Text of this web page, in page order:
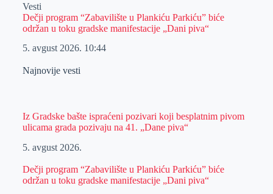
Vesti
Dečji program “Zabavilište u Plankiću Parkiću” biće
održan u toku gradske manifestacije „Dani piva“
5. avgust 2026. 10:44
Najnovije vesti
Iz Gradske bašte ispraćeni pozivari koji besplatnim pivom
ulicama grada pozivaju na 41. „Dane piva“
5. avgust 2026.
Dečji program “Zabavilište u Plankiću Parkiću” biće
održan u toku gradske manifestacije „Dani piva“